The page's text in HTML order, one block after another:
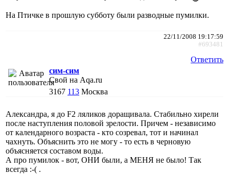
На Птичке в прошлую субботу были разводные пумилки.
22/11/2008 19:17:59
#693481
Ответить
сим-сим
Свой на Aqa.ru
3167 113 Москва
Александра, я до F2 ляликов доращивала. Стабильно хирели
после наступления половой зрелости. Причем - независимо
от календарного возраста - кто созревал, тот и начинал
чахнуть. Объяснить это не могу - то есть в черновую
объясняется составом воды.
А про пумилок - вот, ОНИ были, а МЕНЯ не было! Так
всегда :-( .